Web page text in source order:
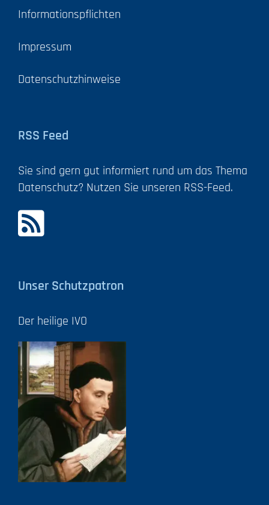
Informationspflichten
Impressum
Datenschutzhinweise
RSS Feed
Sie sind gern gut informiert rund um das Thema
Datenschutz? Nutzen Sie unseren RSS-Feed.
Unser Schutzpatron
Der heilige IVO